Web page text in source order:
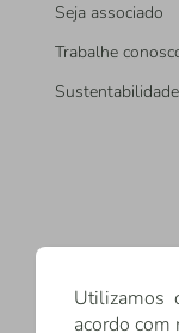
Seja associado
Trabalhe
Sustentabilidade
Utilizamos
acordo com